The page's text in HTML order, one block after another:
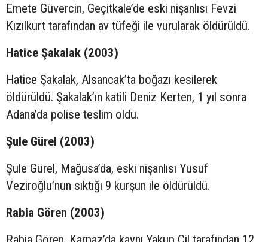
Emete Güvercin, Geçitkale’de eski nişanlısı Fevzi
Kızılkurt tarafından av tüfeği ile vurularak öldürüldü.
Hatice Şakalak (2003)
Hatice Şakalak, Alsancak’ta boğazı kesilerek
öldürüldü. Şakalak’ın katili Deniz Kerten, 1 yıl sonra
Adana’da polise teslim oldu.
Şule Gürel (2003)
Şule Gürel, Mağusa’da, eski nişanlısı Yusuf
Veziroğlu’nun sıktığı 9 kurşun ile öldürüldü.
Rabia Gören (2003)